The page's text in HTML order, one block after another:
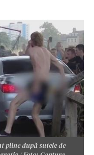
pline după sutele de